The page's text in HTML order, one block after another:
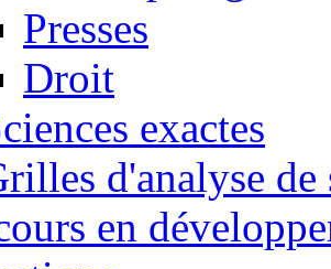
Presses
Droit
exactes
d'analyse de
en